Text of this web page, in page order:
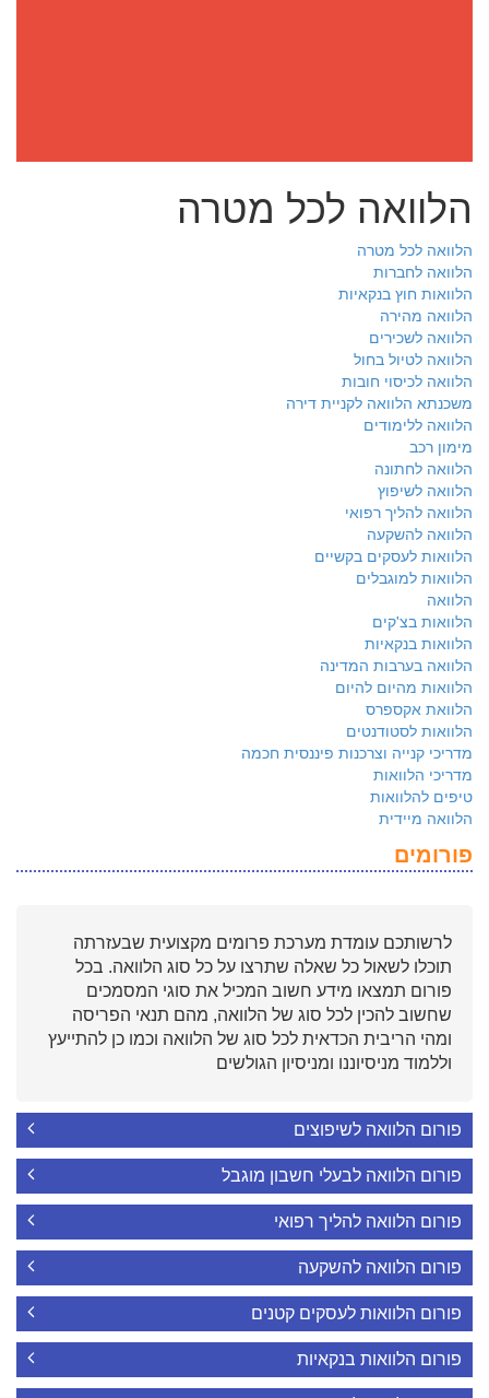
הלוואה לכל מטרה
הלוואה לכל מטרה
הלוואה לחברות
הלוואות חוץ בנקאיות
הלוואה מהירה
הלוואה לשכירים
הלוואה לטיול בחול
הלוואה לכיסוי חובות
משכנתא הלוואה לקניית דירה
הלוואה ללימודים
מימון רכב
הלוואה לחתונה
הלוואה לשיפוץ
הלוואה להליך רפואי
הלוואה להשקעה
הלוואות לעסקים בקשיים
הלוואות למוגבלים
הלוואה
הלוואות בצ'קים
הלוואות בנקאיות
הלוואה בערבות המדינה
הלוואות מהיום להיום
הלוואת אקספרס
הלוואות לסטודנטים
מדריכי קנייה וצרכנות פיננסית חכמה
מדריכי הלוואות
טיפים להלוואות
הלוואה מיידית
פורומים
לרשותכם עומדת מערכת פרומים מקצועית שבעזרתה
תוכלו לשאול כל שאלה שתרצו על כל סוג הלוואה. בכל
פורום תמצאו מידע חשוב המכיל את סוגי המסמכים
שחשוב להכין לכל סוג של הלוואה, מהם תנאי הפריסה
ומהי הריבית הכדאית לכל סוג של הלוואה וכמו כן להתייעץ
וללמוד מניסיוננו ומניסיון הגולשים
פורום הלוואה לשיפוצים
פורום הלוואה לבעלי חשבון מוגבל
פורום הלוואה להליך רפואי
פורום הלוואה להשקעה
פורום הלוואות לעסקים קטנים
פורום הלוואות בנקאיות